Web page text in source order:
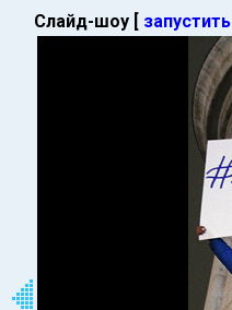
Слайд-шоу [ запустить